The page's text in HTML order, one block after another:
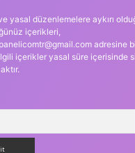
yasal düzenlemelere aykırı
içerikleri,
adresine
içerikler yasal süre içerisinde